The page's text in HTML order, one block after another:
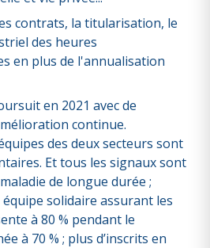
contrats, la titularisation, le
des heures
en plus de l'annualisation
en 2021 avec de
continue.
des deux secteurs sont
Et tous les signaux sont
de longue durée ;
solidaire assurant les
à 80 % pendant le
à 70 % ; plus d’inscrits en